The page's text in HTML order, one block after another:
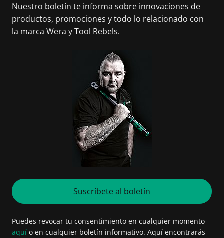
Nuestro boletín te informa sobre innovaciones de
productos, promociones y todo lo relacionado con
la marca Wera y Tool Rebels.
Suscríbete al boletín
Puedes revocar tu consentimiento en cualquier momento
aquí o en cualquier boletín informativo. Aquí encontrarás